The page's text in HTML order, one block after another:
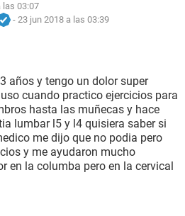
las 03:07
- 23 jun 2018 a las 03:39
años y tengo un dolor super
cuando practico ejercicios para
hasta las muñecas y hace
lumbar l5 y l4 quisiera saber si
me dijo que no podia pero
y me ayudaron mucho
en la columba pero en la cervical